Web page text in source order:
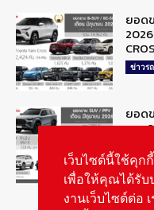
ยอด
ข่าวร
ยอด
รวม
ข่าวร
เว็บไซต์นี้ใช้คุก
เพื่อให้คุณได้รั
งานเว็บไซต์ต่อ